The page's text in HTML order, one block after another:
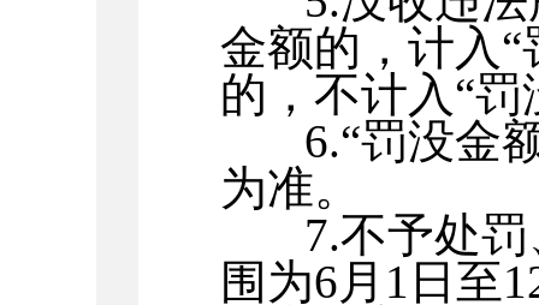
金额的，计入
的，不计入“罚
6.“罚没金
为准。
7.不予处
围为6月 1 日至